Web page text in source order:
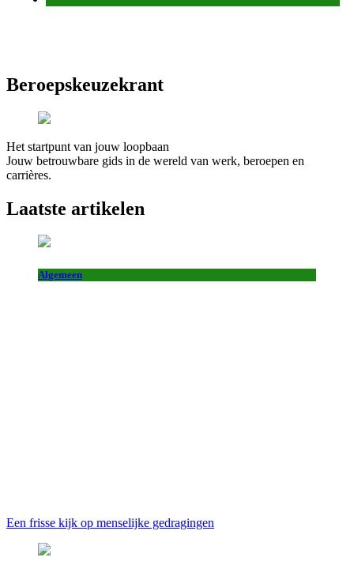
Beroepskeuzekrant
Het startpunt van jouw loopbaan
Jouw betrouwbare gids in de wereld van werk, beroepen en
carrières.
Laatste artikelen
Algemeen
Een frisse kijk op menselijke gedragingen